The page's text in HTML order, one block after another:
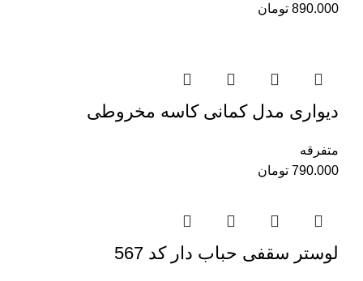
890.000 تومان
دیواری مدل کمانی کاسه مخروطی
متفرقه
790.000 تومان
لوستر سقفی حباب دار کد 567